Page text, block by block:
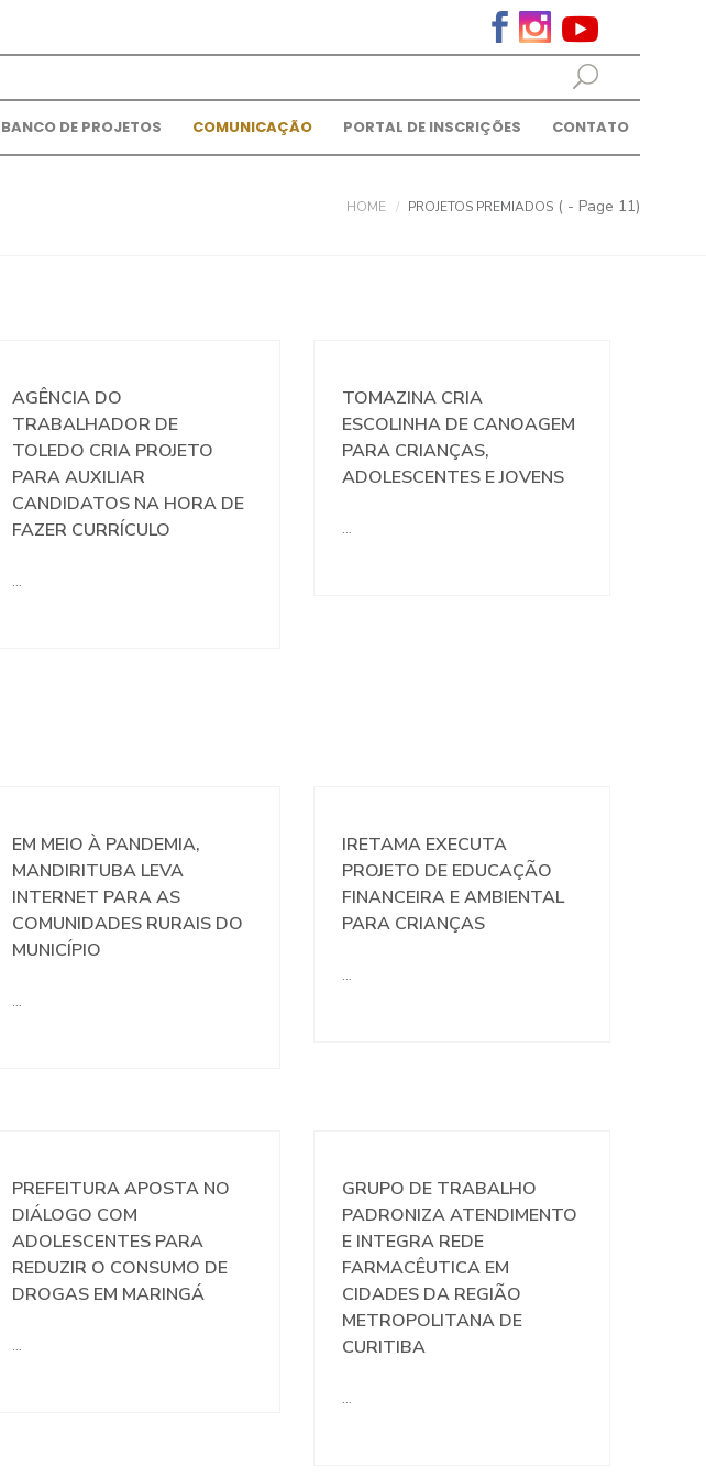
BANCO DE PROJETOS COMUNICAÇÃO PORTAL DE INSCRIÇÕES CONTATO
HOME PROJETOS PREMIADOS ( - Page 11)
AGÊNCIA DO
TRABALHADOR DE
TOLEDO CRIA PROJETO
PARA AUXILIAR
CANDIDATOS NA HORA DE
FAZER CURRÍCULO
…
TOMAZINA CRIA
ESCOLINHA DE CANOAGEM
PARA CRIANÇAS,
ADOLESCENTES E JOVENS
…
EM MEIO À PANDEMIA,
MANDIRITUBA LEVA
INTERNET PARA AS
COMUNIDADES RURAIS DO
MUNICÍPIO
…
IRETAMA EXECUTA
PROJETO DE EDUCAÇÃO
FINANCEIRA E AMBIENTAL
PARA CRIANÇAS
…
PREFEITURA APOSTA NO
DIÁLOGO COM
ADOLESCENTES PARA
REDUZIR O CONSUMO DE
DROGAS EM MARINGÁ
…
GRUPO DE TRABALHO
PADRONIZA ATENDIMENTO
E INTEGRA REDE
FARMACÊUTICA EM
CIDADES DA REGIÃO
METROPOLITANA DE
CURITIBA
…